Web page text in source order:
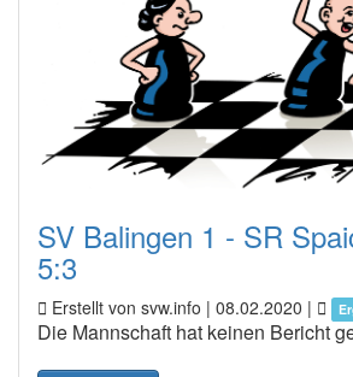
SV Balingen 1 - SR
5:3
Erstellt von svw.info | 08.02.2020 |
Die Mannschaft hat keinen Bericht